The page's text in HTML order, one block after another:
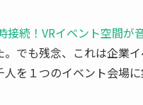
接続！VRイベント空間が
でも残念、これは企業
を１つのイベント会場に